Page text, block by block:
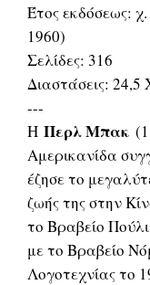
Έτος εκδόσεως:
1960)
Σελίδες: 316
Διαστάσεις: 24,5
---
Η Περλ Μπακ
Αμερικανίδα
έζησε το
ζωής της στην
το Βραβείο
με το Βραβείο
Λογοτεχνίας το